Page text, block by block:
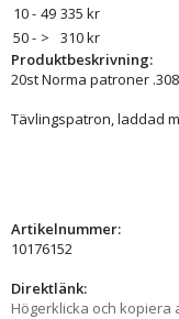
10 - 49 335 kr
50 - >
310 kr
Produktbeskrivning:
20st Norma patroner
Tävlingspatron, laddad
Artikelnummer:
10176152
Direktlänk:
Högerklicka och kopiera